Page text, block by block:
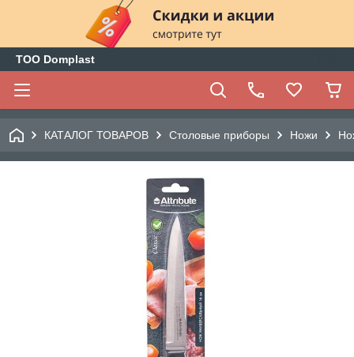
ТОО Domplast
КАТАЛОГ ТОВАРОВ Столовые приборы Ножи